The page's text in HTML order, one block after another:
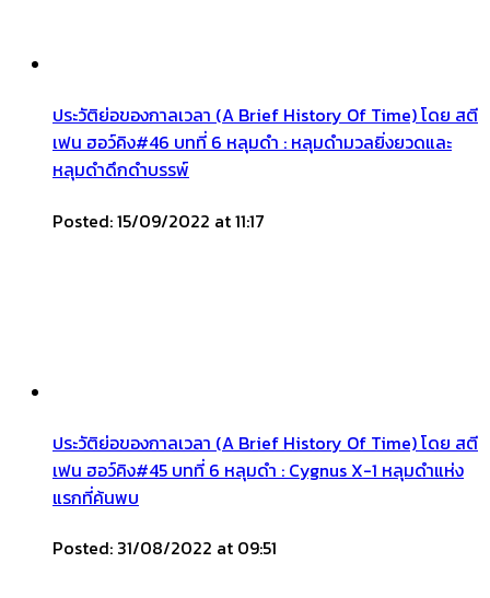
ประวัติย่อของกาลเวลา (A Brief History Of Time) โดย สตี
เฟน ฮอว์คิง#46 บทที่ 6 หลุมดำ : หลุมดำมวลยิ่งยวดและ
หลุมดำดึกดำบรรพ์
Posted: 15/09/2022 at 11:17
ประวัติย่อของกาลเวลา (A Brief History Of Time) โดย สตี
เฟน ฮอว์คิง#45 บทที่ 6 หลุมดำ : Cygnus X-1 หลุมดำแห่ง
แรกที่ค้นพบ
Posted: 31/08/2022 at 09:51